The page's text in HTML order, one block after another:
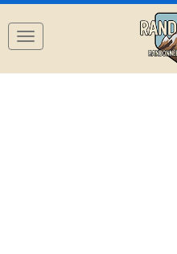
Navigation